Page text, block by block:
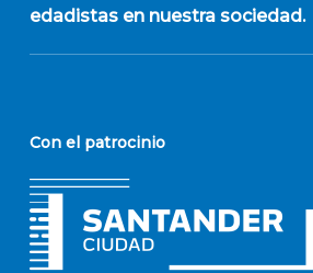
edadistas en nuestra sociedad.
Con el patrocinio